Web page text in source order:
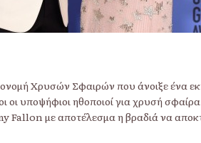
Χρυσών Σφαιρών που άνοιξε ένα
οι υποψήφιοι ηθοποιοί για χρυσή
Fallon με αποτέλεσμα η βραδιά να